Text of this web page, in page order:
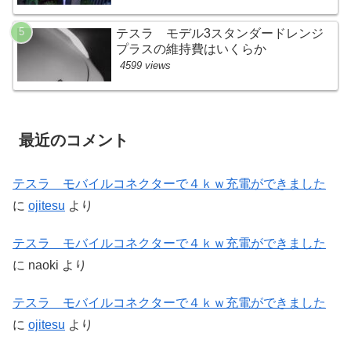
テスラ モデル3スタンダードレンジ
プラスの維持費はいくらか
4599 views
最近のコメント
テスラ モバイルコネクターで４ｋｗ充電ができました
に ojitesu より
テスラ モバイルコネクターで４ｋｗ充電ができました
に naoki より
テスラ モバイルコネクターで４ｋｗ充電ができました
に ojitesu より